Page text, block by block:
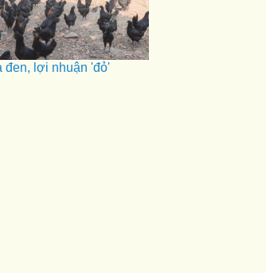
đen, lợi nhuận 'đỏ'